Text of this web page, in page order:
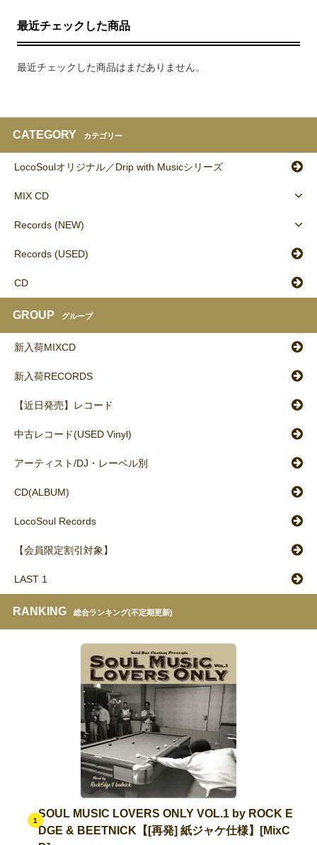
最近チェックした商品
最近チェックした商品はまだありません。
CATEGORY カテゴリー
LocoSoulオリジナル／Drip with Musicシリーズ
MIX CD
Records (NEW)
Records (USED)
CD
GROUP グループ
新入荷MIXCD
新入荷RECORDS
【近日発売】レコード
中古レコード(USED Vinyl)
アーティスト/DJ・レーベル別
CD(ALBUM)
LocoSoul Records
【会員限定割引対象】
LAST 1
RANKING 総合ランキング(不定期更新)
1
SOUL MUSIC LOVERS ONLY VOL.1 by ROCK E
DGE & BEETNICK【[再発] 紙ジャケ仕様】[MixC